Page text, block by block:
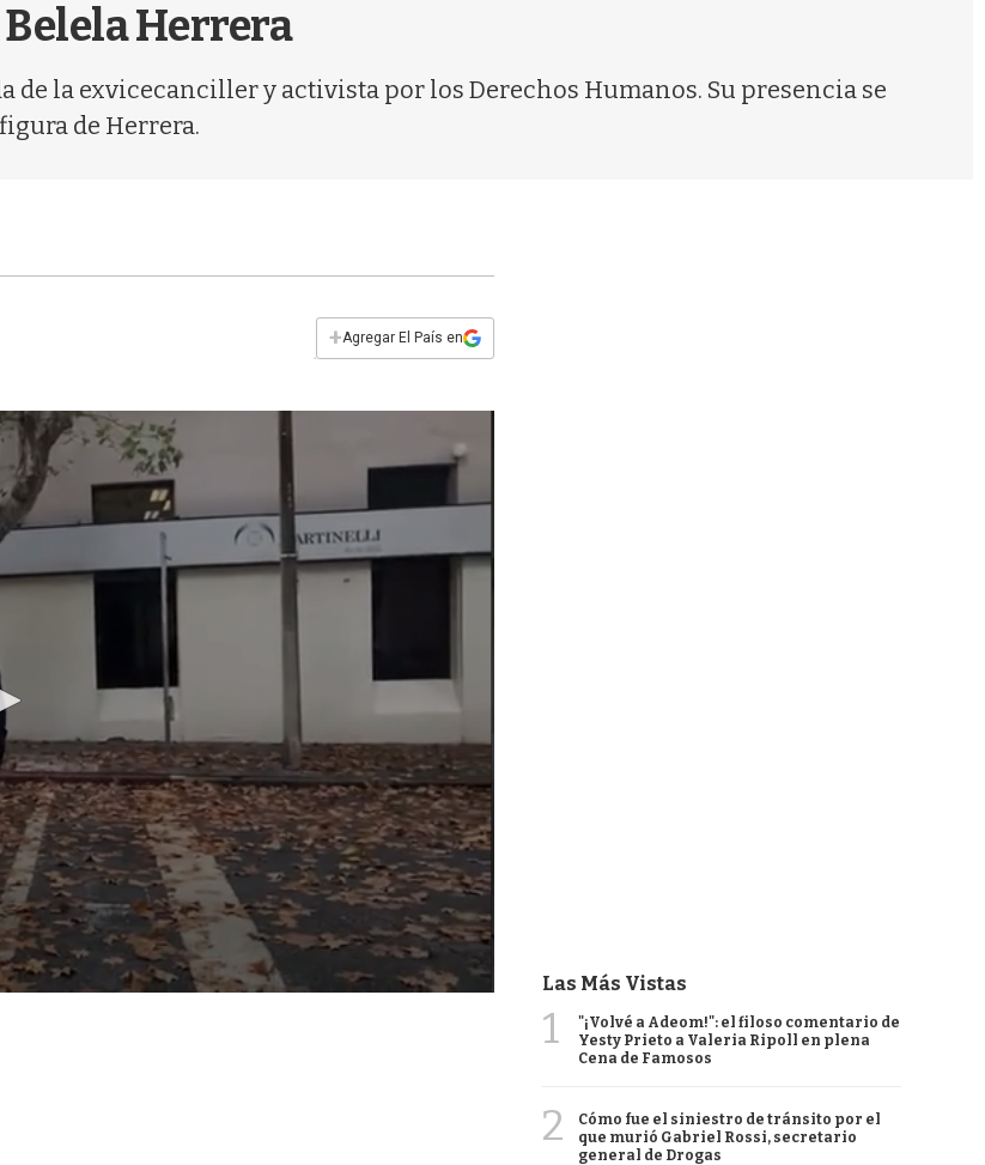
Herrera
de la exvicecanciller y activista por los Derechos Humanos. Su presencia se
de Herrera.
+Agregar El País en
Las Más Vistas
1
"¡Volvé a Adeom!": el filoso comentario de
Yesty Prieto a Valeria Ripoll en plena
Cena de Famosos
2
Cómo fue el siniestro de tránsito por el
que murió Gabriel Rossi, secretario
general de Drogas